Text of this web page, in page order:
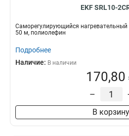
EKF SRL10-
Саморегулирующийся нагревательный
50 м, полиолефин
Подробнее
Наличие: В наличии
170,80
–
В корзину